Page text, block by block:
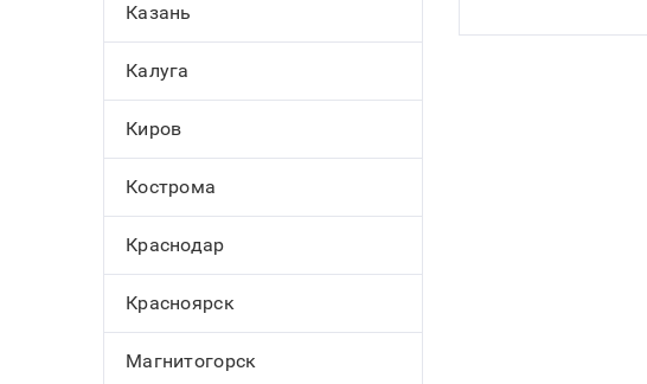
Казань
Калуга
Киров
Кострома
Краснодар
Красноярск
Магнитогорск